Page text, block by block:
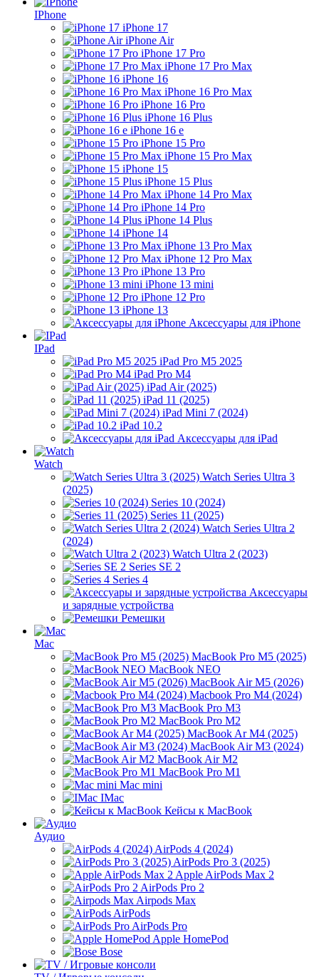
IPhone
iPhone 17
iPhone Air
iPhone 17 Pro
iPhone 17 Pro Max
iPhone 16
iPhone 16 Pro Max
iPhone 16 Pro
iPhone 16 Plus
iPhone 16 e
iPhone 15 Pro
iPhone 15 Pro Max
iPhone 15
iPhone 15 Plus
iPhone 14 Pro Max
iPhone 14 Pro
iPhone 14 Plus
iPhone 14
iPhone 13 Pro Max
iPhone 12 Pro Max
iPhone 13 Pro
iPhone 13 mini
iPhone 12 Pro
iPhone 13
Аксессуары для iPhone
IPad
iPad Pro M5 2025
iPad Pro M4
iPad Air (2025)
iPad 11 (2025)
iPad Mini 7 (2024)
iPad 10.2
Аксессуары для iPad
Watch
Watch Series Ultra 3
(2025)
Series 10 (2024)
Series 11 (2025)
Watch Series Ultra 2
(2024)
Watch Ultra 2 (2023)
Series SE 2
Series 4
Аксессуары
и зарядные устройства
Ремешки
Mac
MacBook Pro M5 (2025)
MacBook NEO
MacBook Air M5 (2026)
Macbook Pro M4 (2024)
MacBook Pro M3
MacBook Pro M2
MacBook Ar M4 (2025)
MacBook Air M3 (2024)
MacBook Air M2
MacBook Pro M1
Mac mini
IMac
Кейсы к MacBook
Аудио
AirPods 4 (2024)
AirPods Pro 3 (2025)
Apple AirPods Max 2
AirPods Pro 2
Airpods Max
AirPods
AirPods Pro
Apple HomePod
Bose